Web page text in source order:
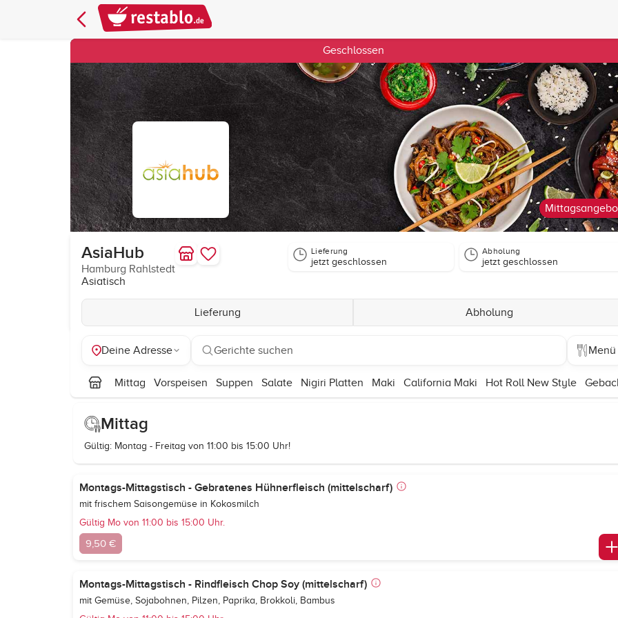
Geschlossen
AsiaHub
Hamburg Rahlstedt
Asiatisch
Lieferung
jetzt geschlossen
Abholung
jetzt geschlossen
Lieferung Abholung
Deine Adresse Gerichte suchen Menü
Mittag Vorspeisen Suppen Salate Nigiri Platten Maki California Maki Hot Roll New Style
Mittag
Gültig: Montag - Freitag von 11:00 bis 15:00 Uhr!
Montags-Mittagstisch - Gebratenes Hühnerfleisch (mittelscharf)
mit frischem Saisongemüse in Kokosmilch
Gültig Mo von 11:00 bis 15:00 Uhr.
9,50 €
Montags-Mittagstisch - Rindfleisch Chop Soy (mittelscharf)
mit Gemüse, Sojabohnen, Pilzen, Paprika, Brokkoli, Bambus